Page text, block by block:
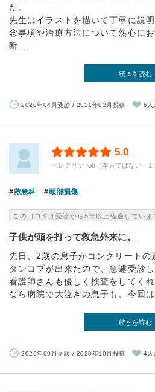
た。
先生はイラストを描いて丁寧に説
念事項や治療方法について熱心に
断...
続きを読む
2020年04月受診 / 2021年02月投稿 6人
5.0
ペレグリナ758（本人ではない・1
救急科 頭部損傷
この口コミは受診から5年以上経過していま
子供が頭を打って救急外来に。
先日、2歳の息子がコンクリートの
タンコブが出来たので、急遽受診し
看護師さんも優しく検査をしてく
なら病院で大泣きの息子も、今回
続きを読む
2020年09月受診 / 2020年10月投稿 4人